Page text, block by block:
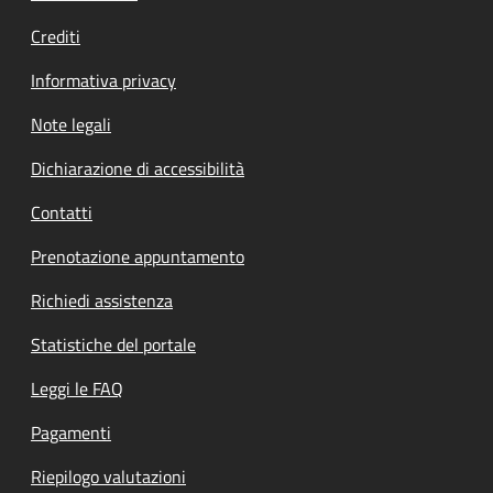
Crediti
Informativa privacy
Note legali
Dichiarazione di accessibilità
Contatti
Prenotazione appuntamento
Richiedi assistenza
Statistiche del portale
Leggi le FAQ
Pagamenti
Riepilogo valutazioni